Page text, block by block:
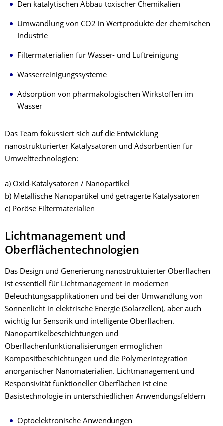
Den katalytischen Abbau toxischer Chemikalien
Umwandlung von CO2 in Wertprodukte der chemischen
Industrie
Filtermaterialien für Wasser- und Luftreinigung
Wasserreinigungssysteme
Adsorption von pharmakologischen Wirkstoffen im
Wasser
Das Team fokussiert sich auf die Entwicklung
nanostrukturierter Katalysatoren und Adsorbentien für
Umwelttechnologien:
a) Oxid-Katalysatoren / Nanopartikel
b) Metallische Nanopartikel und geträgerte Katalysatoren
c) Poröse Filtermaterialien
Lichtmanagement und
Oberflächentechnologien
Das Design und Generierung nanostruktuierter Oberflächen
ist essentiell für Lichtmanagement in modernen
Beleuchtungsapplikationen und bei der Umwandlung von
Sonnenlicht in elektrische Energie (Solarzellen), aber auch
wichtig für Sensorik und intelligente Oberflächen.
Nanopartikelbeschichtungen und
Oberflächenfunktionalisierungen ermöglichen
Kompositbeschichtungen und die Polymerintegration
anorganischer Nanomaterialien. Lichtmanagement und
Responsivität funktioneller Oberflächen ist eine
Basistechnologie in unterschiedlichen Anwendungsfeldern
Optoelektronische Anwendungen